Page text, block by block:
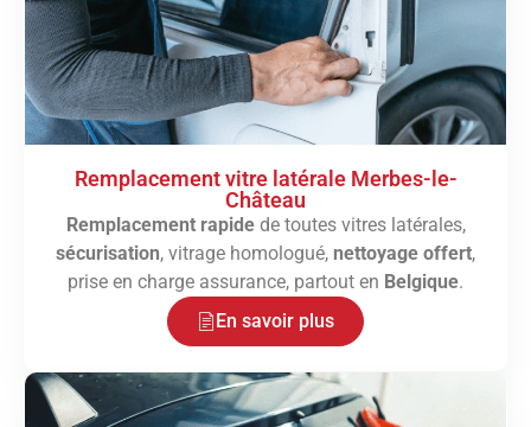
Remplacement vitre latérale Merbes-le-
Château
Remplacement rapidede toutes vitres latérales,
sécurisation, vitrage homologué, nettoyage offert,
prise en charge assurance, partout en Belgique.
En savoir plus